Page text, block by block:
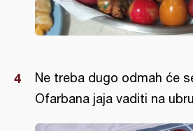
Ne treba dugo odmah će
Ofarbana jaja vaditi na